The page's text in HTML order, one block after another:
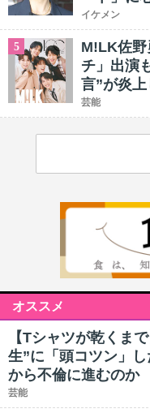
イケメン
5
M!LK佐
チ」出演
言”が炎
芸能
オススメ
【Tシャツが乾くま
生”に「頭コツン」
から不倫に進むのか
芸能